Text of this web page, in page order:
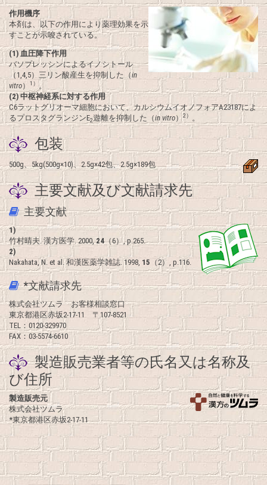
作用機序
本剤は、以下の作用により薬理効果を示
すことが示唆されている。
(1) 血圧降下作用
バソプレッシンによるイノシトール
（1,4,5）三リン酸産生を抑制した（in
vitro） 1） 。
(2) 中枢神経系に対する作用
C6ラットグリオーマ細胞において、カルシウムイオノフォアA23187によ
るプロスタグランジンE2遊離を抑制した（in vitro） 2） 。
包装
500g、5kg(500g×10)、2.5g×42包、2.5g×189包
主要文献及び文献請求先
主要文献
1)
竹村晴夫. 漢方医学. 2000,24（6）, p.265.
2)
Nakahata, N. et al. 和漢医薬学雑誌. 1998, 15 （2）, p.116.
*文献請求先
株式会社ツムラ お客様相談窓口
東京都港区赤坂2-17-11 〒107-8521
TEL：0120-329970
FAX：03-5574-6610
製造販売業者等の氏名又は名称及
び住所
製造販売元
株式会社ツムラ
*東京都港区赤坂2-17-11